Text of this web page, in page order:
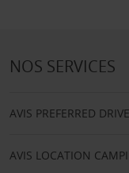
NOS SERVICES
AVIS PREFERRED DRIVE
AVIS LOCATION